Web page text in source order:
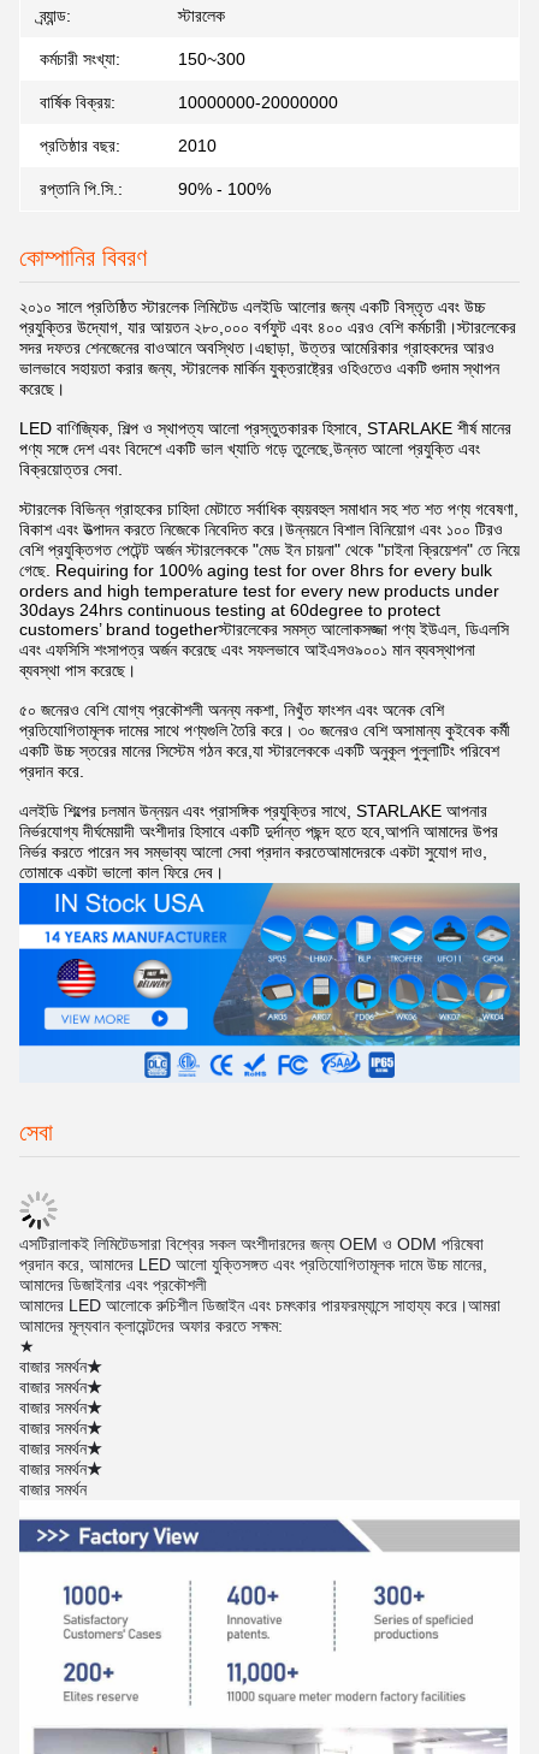
ব্র্যান্ড: স্টারলেক
কর্মচারী সংখ্যা: 150~300
বার্ষিক বিক্রয়: 10000000-20000000
প্রতিষ্ঠার বছর: 2010
রপ্তানি পি.সি.: 90% - 100%
কোম্পানির বিবরণ
২০১০ সালে প্রতিষ্ঠিত স্টারলেক লিমিটেড এলইডি আলোর জন্য একটি বিস্তৃত এবং উচ্চ
প্রযুক্তির উদ্যোগ, যার আয়তন ২৮০,০০০ বর্গফুট এবং ৪০০ এরও বেশি কর্মচারী।স্টারলেকের
সদর দফতর শেনজেনের বাওআনে অবস্থিত।এছাড়া, উত্তর আমেরিকার গ্রাহকদের আরও
ভালভাবে সহায়তা করার জন্য, স্টারলেক মার্কিন যুক্তরাষ্ট্রের ওহিওতেও একটি গুদাম স্থাপন
করেছে।
LED বাণিজ্যিক, শিল্প ও স্থাপত্য আলো প্রস্তুতকারক হিসাবে, STARLAKE শীর্ষ মানের
পণ্য সঙ্গে দেশ এবং বিদেশে একটি ভাল খ্যাতি গড়ে তুলেছে,উন্নত আলো প্রযুক্তি এবং
বিক্রয়োত্তর সেবা.
স্টারলেক বিভিন্ন গ্রাহকের চাহিদা মেটাতে সর্বাধিক ব্যয়বহুল সমাধান সহ শত শত পণ্য গবেষণা,
বিকাশ এবং উত্পাদন করতে নিজেকে নিবেদিত করে।উন্নয়নে বিশাল বিনিয়োগ এবং ১০০ টিরও
বেশি প্রযুক্তিগত পেটেন্ট অর্জন স্টারলেককে "মেড ইন চায়না" থেকে "চাইনা ক্রিয়েশন" তে নিয়ে
গেছে. Requiring for 100% aging test for over 8hrs for every bulk
orders and high temperature test for every new products under
30days 24hrs continuous testing at 60degree to protect
customers’ brand togetherস্টারলেকের সমস্ত আলোকসজ্জা পণ্য ইউএল, ডিএলসি
এবং এফসিসি শংসাপত্র অর্জন করেছে এবং সফলভাবে আইএসও৯০০১ মান ব্যবস্থাপনা
ব্যবস্থা পাস করেছে।
৫০ জনেরও বেশি যোগ্য প্রকৌশলী অনন্য নকশা, নিখুঁত ফাংশন এবং অনেক বেশি
প্রতিযোগিতামূলক দামের সাথে পণ্যগুলি তৈরি করে। ৩০ জনেরও বেশি অসামান্য কুইবেক কর্মী
একটি উচ্চ স্তরের মানের সিস্টেম গঠন করে,যা স্টারলেককে একটি অনুকূল পুলুলাটিং পরিবেশ
প্রদান করে.
এলইডি শিল্পের চলমান উন্নয়ন এবং প্রাসঙ্গিক প্রযুক্তির সাথে, STARLAKE আপনার
নির্ভরযোগ্য দীর্ঘমেয়াদী অংশীদার হিসাবে একটি দুর্দান্ত পছন্দ হতে হবে,আপনি আমাদের উপর
নির্ভর করতে পারেন সব সম্ভাব্য আলো সেবা প্রদান করতেআমাদেরকে একটা সুযোগ দাও,
তোমাকে একটা ভালো কাল ফিরে দেব।
সেবা
এসটিরালাকই লিমিটেডসারা বিশ্বের সকল অংশীদারদের জন্য OEM ও ODM পরিষেবা
প্রদান করে, আমাদের LED আলো যুক্তিসঙ্গত এবং প্রতিযোগিতামূলক দামে উচ্চ মানের,
আমাদের ডিজাইনার এবং প্রকৌশলী
আমাদের LED আলোকে রুচিশীল ডিজাইন এবং চমৎকার পারফরম্যান্সে সাহায্য করে।আমরা
আমাদের মূল্যবান ক্লায়েন্টদের অফার করতে সক্ষম:
★
বাজার সমর্থন★
বাজার সমর্থন★
বাজার সমর্থন★
বাজার সমর্থন★
বাজার সমর্থন★
বাজার সমর্থন★
বাজার সমর্থন